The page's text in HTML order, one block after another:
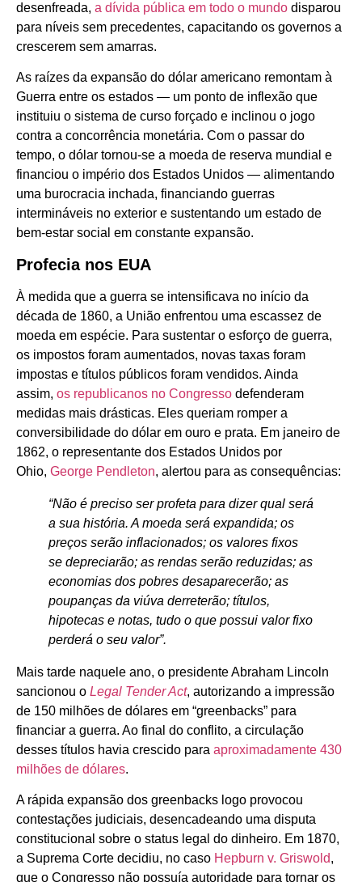
desenfreada, a dívida pública em todo o mundo disparou
para níveis sem precedentes, capacitando os governos a
crescerem sem amarras.
As raízes da expansão do dólar americano remontam à
Guerra entre os estados — um ponto de inflexão que
instituiu o sistema de curso forçado e inclinou o jogo
contra a concorrência monetária. Com o passar do
tempo, o dólar tornou-se a moeda de reserva mundial e
financiou o império dos Estados Unidos — alimentando
uma burocracia inchada, financiando guerras
intermináveis no exterior e sustentando um estado de
bem-estar social em constante expansão.
Profecia nos EUA
À medida que a guerra se intensificava no início da
década de 1860, a União enfrentou uma escassez de
moeda em espécie. Para sustentar o esforço de guerra,
os impostos foram aumentados, novas taxas foram
impostas e títulos públicos foram vendidos. Ainda
assim, os republicanos no Congresso defenderam
medidas mais drásticas. Eles queriam romper a
conversibilidade do dólar em ouro e prata. Em janeiro de
1862, o representante dos Estados Unidos por
Ohio, George Pendleton, alertou para as consequências:
“Não é preciso ser profeta para dizer qual será
a sua história. A moeda será expandida; os
preços serão inflacionados; os valores fixos
se depreciarão; as rendas serão reduzidas; as
economias dos pobres desaparecerão; as
poupanças da viúva derreterão; títulos,
hipotecas e notas, tudo o que possui valor fixo
perderá o seu valor”.
Mais tarde naquele ano, o presidente Abraham Lincoln
sancionou o Legal Tender Act, autorizando a impressão
de 150 milhões de dólares em “greenbacks” para
financiar a guerra. Ao final do conflito, a circulação
desses títulos havia crescido para aproximadamente 430
milhões de dólares.
A rápida expansão dos greenbacks logo provocou
contestações judiciais, desencadeando uma disputa
constitucional sobre o status legal do dinheiro. Em 1870,
a Suprema Corte decidiu, no caso Hepburn v. Griswold,
que o Congresso não possuía autoridade para tornar os